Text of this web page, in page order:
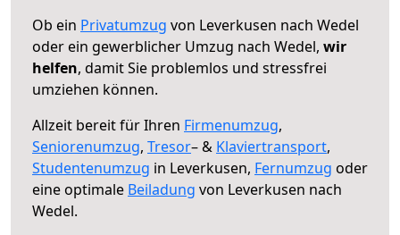
Ob ein Privatumzug von Leverkusen nach Wedel
oder ein gewerblicher Umzug nach Wedel, wir
helfen, damit Sie problemlos und stressfrei
umziehen können.
Allzeit bereit für Ihren Firmenumzug,
Seniorenumzug, Tresor– & Klaviertransport,
Studentenumzug in Leverkusen, Fernumzug oder
eine optimale Beiladung von Leverkusen nach
Wedel.